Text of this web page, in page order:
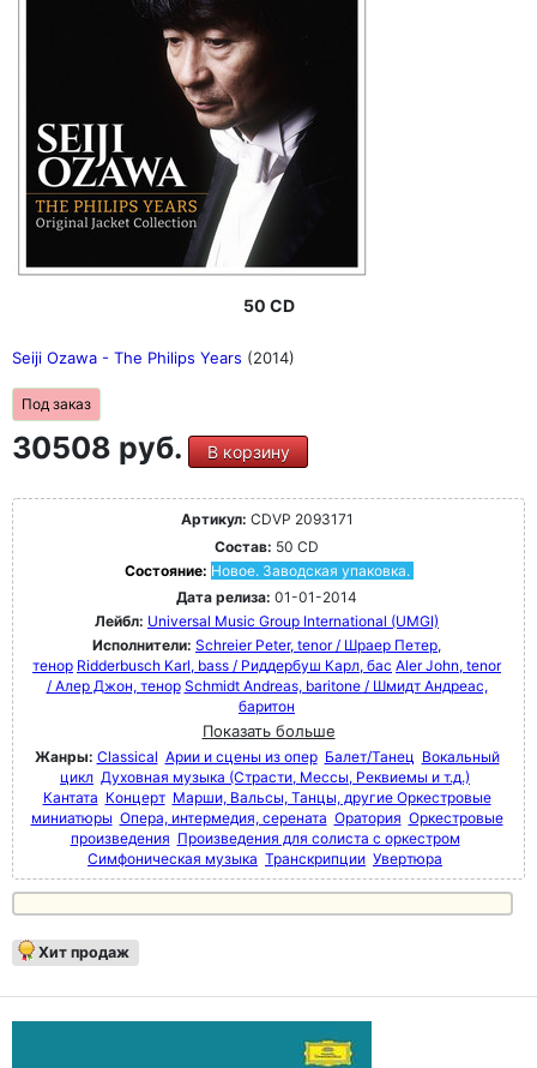
50 CD
Seiji Ozawa - The Philips Years (2014)
Под заказ
30508 руб. В корзину
Артикул: CDVP 2093171
Состав: 50 CD
Состояние: Новое. Заводская упаковка.
Дата релиза: 01-01-2014
Лейбл: Universal Music Group International (UMGI)
Исполнители: Schreier Peter, tenor / Шраер Петер,
тенор Ridderbusch Karl, bass / Риддербуш Карл, бас Aler John, tenor
/ Алер Джон, тенор Schmidt Andreas, baritone / Шмидт Андреас,
баритон
Показать больше
Жанры: Classical Арии и сцены из опер Балет/Танец Вокальный
цикл Духовная музыка (Страсти, Мессы, Реквиемы и т.д.)
Кантата Концерт Марши, Вальсы, Танцы, другие Оркестровые
миниатюры Опера, интермедия, серената Оратория Оркестровые
произведения Произведения для солиста с оркестром
Симфоническая музыка Транскрипции Увертюра
Хит продаж